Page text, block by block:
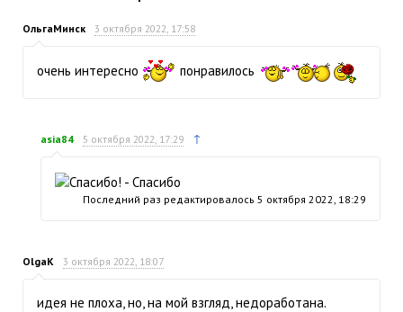
ОльгаМинск 3 октября 2022, 17:58
очень интересно понравилось
asia84 5 октября 2022, 17:29 ↑
Последний раз редактировалось 5 октября 2022, 18:29
OlgaK 3 октября 2022, 18:07
идея не плоха, но, на мой взгляд, недоработана.